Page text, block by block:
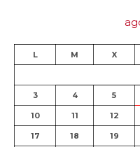
L M X
3 4 5
10 11 12
17 18 19